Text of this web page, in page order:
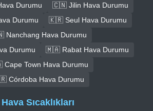
Durumu
🇨🇳 Jilin Hava Durumu
Durumu
🇰🇷 Seul Hava Durumu
Hava Durumu
Durumu
🇲🇦 Rabat Hava Durumu
Town Hava Durumu
Córdoba Hava Durumu
Hava Sıcaklıkları